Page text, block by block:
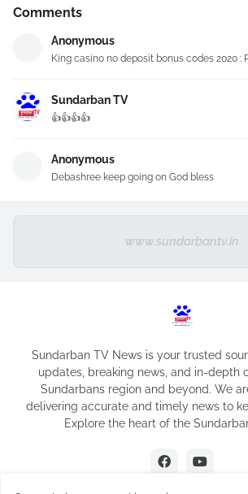
Comments
Anonymous
King casino no deposit bonus codes 2020 :
Sundarban TV
👍👍👍👍
Anonymous
Debashree keep going on God bless
www.sundarbantv.in
Sundarban TV News is your trusted
updates, breaking news, and in-depth
Sundarbans region and beyond. We
delivering accurate and timely news to
Explore the heart of the